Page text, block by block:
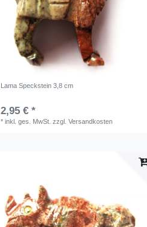
Lama Speckstein 3,8 cm
2,95 € *
*inkl. ges. MwSt. zzgl.Versandkosten